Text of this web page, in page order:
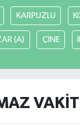
KARPUZLU
(A) ÇİNE